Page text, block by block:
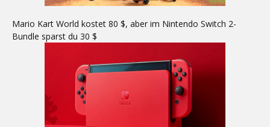
Mario Kart World kostet 80 $, aber im Nintendo Switch 2-
Bundle sparst du 30 $